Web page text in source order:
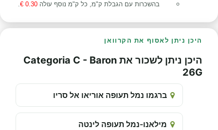
בהשכרות עם הגבלת ק"מ, כל ק"מ נוסף עולה 0.30 €
.
היכן ניתן לאסוף את הקרוואן
היכן ניתן לשכור את Categoria C - Baron
26G
ברגמו נמל תעופה אוריאו אל סריו
מילאנו-נמל תעופה לינטה